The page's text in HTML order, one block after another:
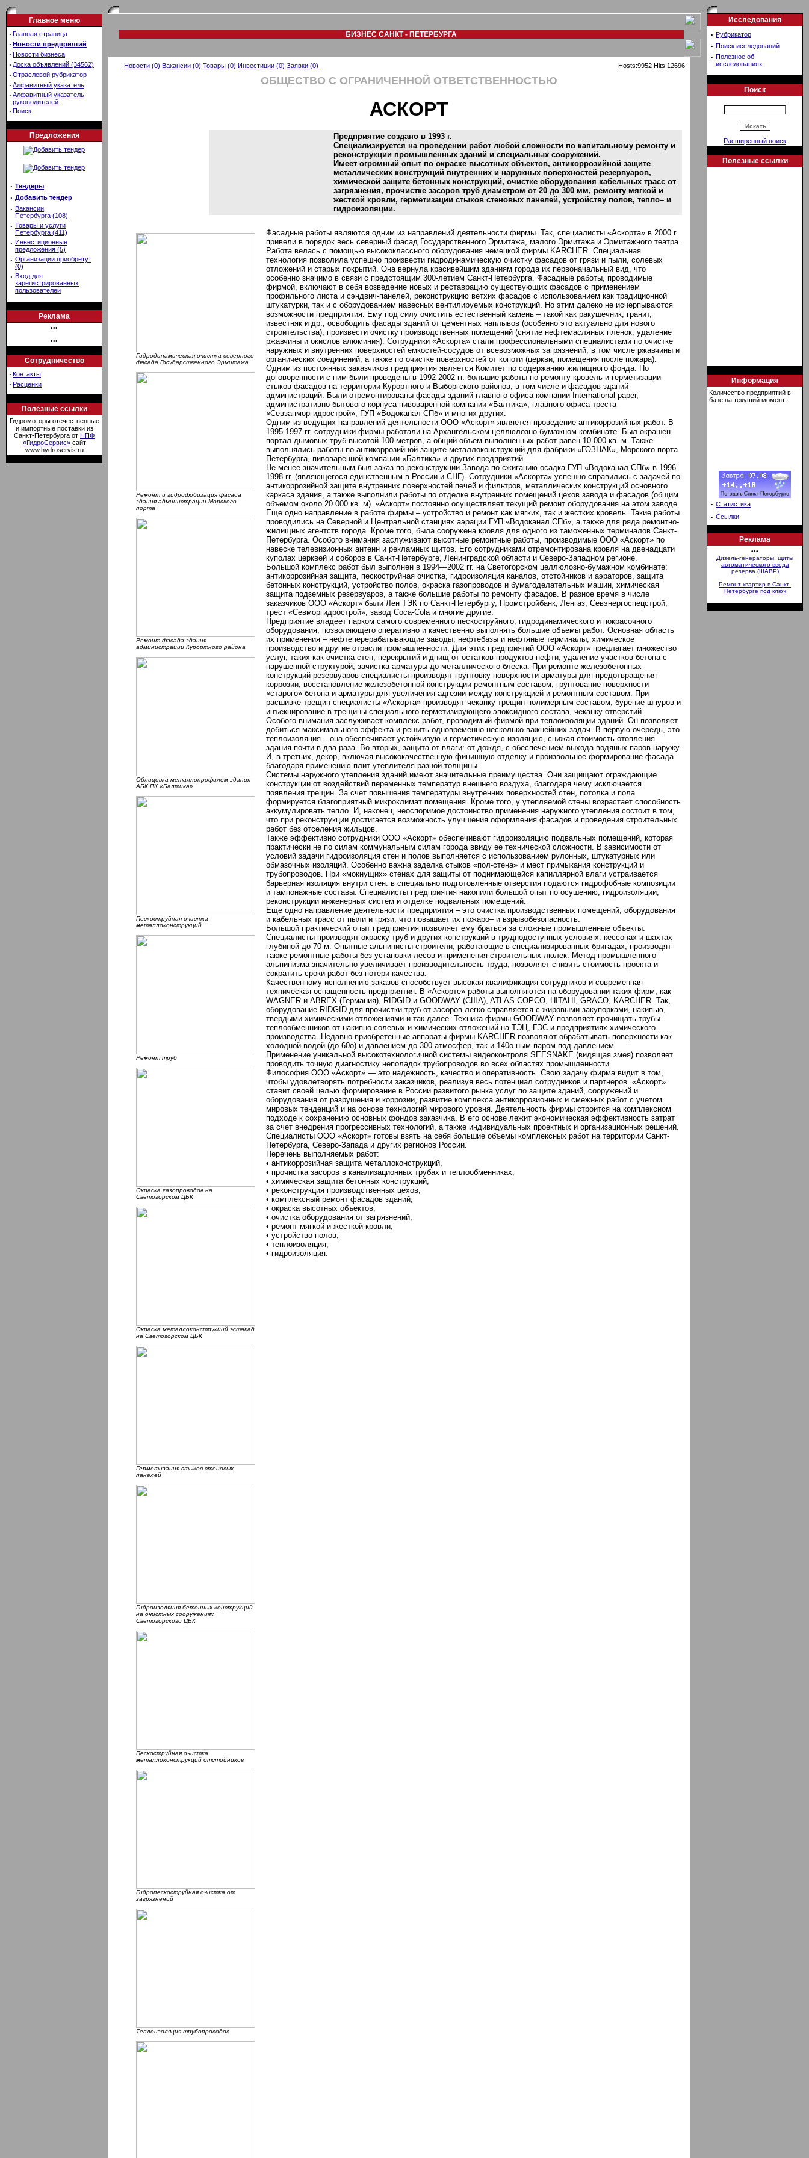
Главное меню
· Главная страница
· Новости предприятий
· Новости бизнеса
· Доска объявлений (34562)
· Отраслевой рубрикатор
· Алфавитный указатель
· Алфавитный указатель
руководителей
· Поиск
Предложения
· Тендеры
· Добавить тендер
· Вакансии
Петербурга (108)
· Товары и услуги
Петербурга (411)
· Инвестиционные
предложения (5)
· Организации приобретут
(0)
· Вход для
зарегистрированных
пользователей
Реклама
•••
•••
Сотрудничество
· Контакты
· Расценки
Полезные ссылки
Гидромоторы отечественные
и импортные поставки из
Санкт-Петербурга от НПФ
«ГидроСервис»сайт
www.hydroservis.ru
БИЗНЕС САНКТ - ПЕТЕРБУРГА
Новости (0) Вакансии (0) Товары (0) Инвестиции (0) Заявки (0) Hosts:9952 Hits:12696
ОБЩЕСТВО С ОГРАНИЧЕННОЙ ОТВЕТСТВЕННОСТЬЮ
АСКОРТ
Предприятие создано в 1993 г.
Специализируется на проведении работ любой сложности по капитальному ремонту и
реконструкции промышленных зданий и специальных сооружений.
Имеет огромный опыт по окраске высотных объектов, антикоррозийной защите
металлических конструкций внутренних и наружных поверхностей резервуаров,
химической защите бетонных конструкций, очистке оборудования кабельных трасс от
загрязнения, прочистке засоров труб диаметром от 20 до 300 мм, ремонту мягкой и
жесткой кровли, герметизации стыков стеновых панелей, устройству полов, тепло– и
гидроизоляции.
Гидродинамическая очистка северного
фасада Государственного Эрмитажа
Ремонт и гидрофобизация фасада
здания администрации Морского
порта
Ремонт фасада здания
администрации Курортного района
Облицовка металлопрофилем здания
АБК ПК «Балтика»
Пескоструйная очистка
металлоконструкций
Ремонт труб
Окраска газопроводов на
Светогорском ЦБК
Окраска металлоконструкций эстакад
на Светогорском ЦБК
Герметизация стыков стеновых
панелей
Гидроизоляция бетонных конструкций
на очистных сооружениях
Светогорского ЦБК
Пескоструйная очистка
металлоконструкций отстойников
Гидропескоструйная очистка от
загрязнений
Теплоизоляция трубопроводов
Фасадные работы являются одним из направлений деятельности фирмы. Так, специалисты «Аскорта» в 2000 г.
привели в порядок весь северный фасад Государственного Эрмитажа, малого Эрмитажа и Эрмитажного театра.
Работа велась с помощью высококлассного оборудования немецкой фирмы KARCHER. Специальная
технология позволила успешно произвести гидродинамическую очистку фасадов от грязи и пыли, солевых
отложений и старых покрытий. Она вернула красивейшим зданиям города их первоначальный вид, что
особенно значимо в связи с предстоящим 300-летием Санкт-Петербурга. Фасадные работы, проводимые
фирмой, включают в себя возведение новых и реставрацию существующих фасадов с применением
профильного листа и сэндвич-панелей, реконструкцию ветхих фасадов с использованием как традиционной
штукатурки, так и с оборудованием навесных вентилируемых конструкций. Но этим далеко не исчерпываются
возможности предприятия. Ему под силу очистить естественный камень – такой как ракушечник, гранит,
известняк и др., освободить фасады зданий от цементных наплывов (особенно это актуально для нового
строительства), произвести очистку производственных помещений (снятие нефтемасляных пленок, удаление
ржавчины и окислов алюминия). Сотрудники «Аскорта» стали профессиональными специалистами по очистке
наружных и внутренних поверхностей емкостей-сосудов от всевозможных загрязнений, в том числе ржавчины и
органических соединений, а также по очистке поверхностей от копоти (церкви, помещения после пожара).
Одним из постоянных заказчиков предприятия является Комитет по содержанию жилищного фонда. По
договоренности с ним были проведены в 1992-2002 гг. большие работы по ремонту кровель и герметизации
стыков фасадов на территории Курортного и Выборгского районов, в том числе и фасадов зданий
администраций. Были отремонтированы фасады зданий главного офиса компании International paper,
административно-бытового корпуса пивоваренной компании «Балтика», главного офиса треста
«Севзапморгидрострой», ГУП «Водоканал СПб» и многих других.
Одним из ведущих направлений деятельности ООО «Аскорт» является проведение антикоррозийных работ. В
1995-1997 гг. сотрудники фирмы работали на Архангельском целлюлозно-бумажном комбинате. Был окрашен
портал дымовых труб высотой 100 метров, а общий объем выполненных работ равен 10 000 кв. м. Также
выполнялись работы по антикоррозийной защите металлоконструкций для фабрики «ГОЗНАК», Морского порта
Петербурга, пивоваренной компании «Балтика» и других предприятий.
Не менее значительным был заказ по реконструкции Завода по сжиганию осадка ГУП «Водоканал СПб» в 1996-
1998 гг. (являющегося единственным в России и СНГ). Сотрудники «Аскорта» успешно справились с задачей по
антикоррозийной защите внутренних поверхностей печей и фильтров, металлических конструкций основного
каркаса здания, а также выполнили работы по отделке внутренних помещений цехов завода и фасадов (общим
объемом около 20 000 кв. м). «Аскорт» постоянно осуществляет текущий ремонт оборудования на этом заводе.
Еще одно направление в работе фирмы – устройство и ремонт как мягких, так и жестких кровель. Такие работы
проводились на Северной и Центральной станциях аэрации ГУП «Водоканал СПб», а также для ряда ремонтно-
жилищных агентств города. Кроме того, была сооружена кровля для одного из таможенных терминалов Санкт-
Петербурга. Особого внимания заслуживают высотные ремонтные работы, производимые ООО «Аскорт» по
навеске телевизионных антенн и рекламных щитов. Его сотрудниками отремонтирована кровля на двенадцати
куполах церквей и соборов в Санкт-Петербурге, Ленинградской области и Северо-Западном регионе.
Большой комплекс работ был выполнен в 1994—2002 гг. на Светогорском целлюлозно-бумажном комбинате:
антикоррозийная защита, пескоструйная очистка, гидроизоляция каналов, отстойников и аэраторов, защита
бетонных конструкций, устройство полов, окраска газопроводов и бумагоделательных машин, химическая
защита подземных резервуаров, а также большие работы по ремонту фасадов. В разное время в числе
заказчиков ООО «Аскорт» были Лен ТЭК по Санкт-Петербургу, Промстройбанк, Ленгаз, Севэнергоспецстрой,
трест «Севморгидрострой», завод Coca-Cola и многие другие.
Предприятие владеет парком самого современного пескоструйного, гидродинамического и покрасочного
оборудования, позволяющего оперативно и качественно выполнять большие объемы работ. Основная область
их применения – нефтеперерабатывающие заводы, нефтебазы и нефтяные терминалы, химическое
производство и другие отрасли промышленности. Для этих предприятий ООО «Аскорт» предлагает множество
услуг, таких как очистка стен, перекрытий и днищ от остатков продуктов нефти, удаление участков бетона с
нарушенной структурой, зачистка арматуры до металлического блеска. При ремонте железобетонных
конструкций резервуаров специалисты производят грунтовку поверхности арматуры для предотвращения
коррозии, восстановление железобетонной конструкции ремонтным составом, грунтование поверхности
«старого» бетона и арматуры для увеличения адгезии между конструкцией и ремонтным составом. При
расшивке трещин специалисты «Аскорта» производят чеканку трещин полимерным составом, бурение шпуров и
инъекцирование в трещины специального герметизирующего эпоксидного состава, чеканку отверстий.
Особого внимания заслуживает комплекс работ, проводимый фирмой при теплоизоляции зданий. Он позволяет
добиться максимального эффекта и решить одновременно несколько важнейших задач. В первую очередь, это
теплоизоляция – она обеспечивает устойчивую и герметическую изоляцию, снижая стоимость отопления
здания почти в два раза. Во-вторых, защита от влаги: от дождя, с обеспечением выхода водяных паров наружу.
И, в-третьих, декор, включая высококачественную финишную отделку и произвольное формирование фасада
благодаря применению плит утеплителя разной толщины.
Системы наружного утепления зданий имеют значительные преимущества. Они защищают ограждающие
конструкции от воздействий переменных температур внешнего воздуха, благодаря чему исключается
появления трещин. За счет повышения температуры внутренних поверхностей стен, потолка и пола
формируется благоприятный микроклимат помещения. Кроме того, у утепляемой стены возрастает способность
аккумулировать тепло. И, наконец, неоспоримое достоинство применения наружного утепления состоит в том,
что при реконструкции достигается возможность улучшения оформления фасадов и проведения строительных
работ без отселения жильцов.
Также эффективно сотрудники ООО «Аскорт» обеспечивают гидроизоляцию подвальных помещений, которая
практически не по силам коммунальным силам города ввиду ее технической сложности. В зависимости от
условий задачи гидроизоляция стен и полов выполняется с использованием рулонных, штукатурных или
обмазочных изоляций. Особенно важна заделка стыков «пол-стена» и мест примыкания конструкций и
трубопроводов. При «мокнущих» стенах для защиты от поднимающейся капиллярной влаги устраивается
барьерная изоляция внутри стен: в специально подготовленные отверстия подаются гидрофобные композиции
и тампонажные составы. Специалисты предприятия накопили большой опыт по осушению, гидроизоляции,
реконструкции инженерных систем и отделке подвальных помещений.
Еще одно направление деятельности предприятия – это очистка производственных помещений, оборудования
и кабельных трасс от пыли и грязи, что повышает их пожаро– и взрывобезопасность.
Большой практический опыт предприятия позволяет ему браться за сложные промышленные объекты.
Специалисты производят окраску труб и других конструкций в труднодоступных условиях: кессонах и шахтах
глубиной до 70 м. Опытные альпинисты-строители, работающие в специализированных бригадах, производят
также ремонтные работы без установки лесов и применения строительных люлек. Метод промышленного
альпинизма значительно увеличивает производительность труда, позволяет снизить стоимость проекта и
сократить сроки работ без потери качества.
Качественному исполнению заказов способствует высокая квалификация сотрудников и современная
техническая оснащенность предприятия. В «Аскорте» работы выполняются на оборудовании таких фирм, как
WAGNER и ABREX (Германия), RIDGID и GOODWAY (США), ATLAS COPCO, HITAHI, GRACO, KARCHER. Так,
оборудование RIDGID для прочистки труб от засоров легко справляется с жировыми закупорками, накипью,
твердыми химическими отложениями и так далее. Техника фирмы GOODWAY позволяет прочищать трубы
теплообменников от накипно-солевых и химических отложений на ТЭЦ, ГЭС и предприятиях химического
производства. Недавно приобретенные аппараты фирмы KARCHER позволяют обрабатывать поверхности как
холодной водой (до 60о) и давлением до 300 атмосфер, так и 140о-ным паром под давлением.
Применение уникальной высокотехнологичной системы видеоконтроля SEESNAKE (видящая змея) позволяет
проводить точную диагностику неполадок трубопроводов во всех областях промышленности.
Философия ООО «Аскорт» — это надежность, качество и оперативность. Свою задачу фирма видит в том,
чтобы удовлетворять потребности заказчиков, реализуя весь потенциал сотрудников и партнеров. «Аскорт»
ставит своей целью формирование в России развитого рынка услуг по защите зданий, сооружений и
оборудования от разрушения и коррозии, развитие комплекса антикоррозионных и смежных работ с учетом
мировых тенденций и на основе технологий мирового уровня. Деятельность фирмы строится на комплексном
подходе к сохранению основных фондов заказчика. В его основе лежит экономическая эффективность затрат
за счет внедрения прогрессивных технологий, а также индивидуальных проектных и организационных решений.
Специалисты ООО «Аскорт» готовы взять на себя большие объемы комплексных работ на территории Санкт-
Петербурга, Северо-Запада и других регионов России.
Перечень выполняемых работ:
• антикоррозийная защита металлоконструкций,
• прочистка засоров в канализационных трубах и теплообменниках,
• химическая защита бетонных конструкций,
• реконструкция производственных цехов,
• комплексный ремонт фасадов зданий,
• окраска высотных объектов,
• очистка оборудования от загрязнений,
• ремонт мягкой и жесткой кровли,
• устройство полов,
• теплоизоляция,
• гидроизоляция.
Исследования
· Рубрикатор
· Поиск исследований
· Полезное об
исследованиях
Поиск
Расширенный поиск
Полезные ссылки
Информация
Количество предприятий в
базе на текущий момент:
· Статистика
· Ссылки
Реклама
•••
Дизель-генераторы, щиты
автоматического ввода
резерва (ЩАВР)
Ремонт квартир в Санкт-
Петербурге под ключ